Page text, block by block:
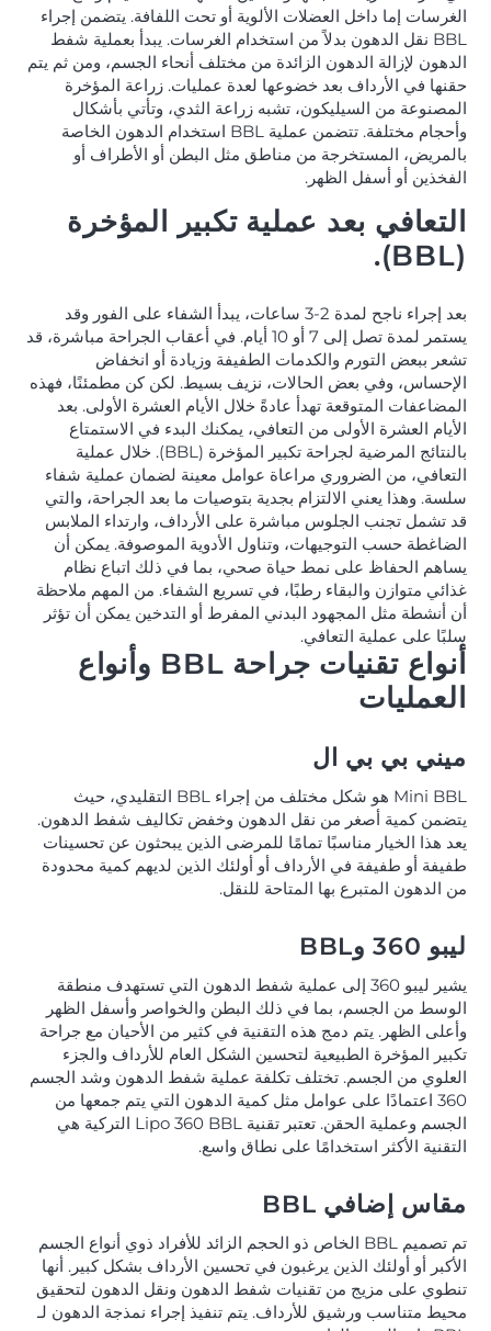
الغرسات إما داخل العضلات الألوية أو تحت اللفافة. يتضمن إجراء
BBL نقل الدهون بدلاً من استخدام الغرسات. يبدأ بعملية شفط
الدهون لإزالة الدهون الزائدة من مختلف أنحاء الجسم، ومن ثم يتم
حقنها في الأرداف بعد خضوعها لعدة عمليات. زراعة المؤخرة
المصنوعة من السيليكون، تشبه زراعة الثدي، وتأتي بأشكال
وأحجام مختلفة. تتضمن عملية BBL استخدام الدهون الخاصة
بالمريض، المستخرجة من مناطق مثل البطن أو الأطراف أو
الفخذين أو أسفل الظهر.
التعافي بعد عملية تكبير المؤخرة
(BBL).
بعد إجراء ناجح لمدة 2-3 ساعات، يبدأ الشفاء على الفور وقد
يستمر لمدة تصل إلى 7 أو 10 أيام. في أعقاب الجراحة مباشرة، قد
تشعر ببعض التورم والكدمات الطفيفة وزيادة أو انخفاض
الإحساس، وفي بعض الحالات، نزيف بسيط. لكن كن مطمئنًا، فهذه
المضاعفات المتوقعة تهدأ عادةً خلال الأيام العشرة الأولى. بعد
الأيام العشرة الأولى من التعافي، يمكنك البدء في الاستمتاع
بالنتائج المرضية لجراحة تكبير المؤخرة (BBL). خلال عملية
التعافي، من الضروري مراعاة عوامل معينة لضمان عملية شفاء
سلسة. وهذا يعني الالتزام بجدية بتوصيات ما بعد الجراحة، والتي
قد تشمل تجنب الجلوس مباشرة على الأرداف، وارتداء الملابس
الضاغطة حسب التوجيهات، وتناول الأدوية الموصوفة. يمكن أن
يساهم الحفاظ على نمط حياة صحي، بما في ذلك اتباع نظام
غذائي متوازن والبقاء رطبًا، في تسريع الشفاء. من المهم ملاحظة
أن أنشطة مثل المجهود البدني المفرط أو التدخين يمكن أن تؤثر
سلبًا على عملية التعافي.
أنواع تقنيات جراحة BBL وأنواع
العمليات
ميني بي بي ال
Mini BBL هو شكل مختلف من إجراء BBL التقليدي، حيث
يتضمن كمية أصغر من نقل الدهون وخفض تكاليف شفط الدهون.
يعد هذا الخيار مناسبًا تمامًا للمرضى الذين يبحثون عن تحسينات
طفيفة أو طفيفة في الأرداف أو أولئك الذين لديهم كمية محدودة
من الدهون المتبرع بها المتاحة للنقل.
ليبو 360 وBBL
يشير ليبو 360 إلى عملية شفط الدهون التي تستهدف منطقة
الوسط من الجسم، بما في ذلك البطن والخواصر وأسفل الظهر
وأعلى الظهر. يتم دمج هذه التقنية في كثير من الأحيان مع جراحة
تكبير المؤخرة الطبيعية لتحسين الشكل العام للأرداف والجزء
العلوي من الجسم. تختلف تكلفة عملية شفط الدهون وشد الجسم
360 اعتمادًا على عوامل مثل كمية الدهون التي يتم جمعها من
الجسم وعملية الحقن. تعتبر تقنية Lipo 360 BBL التركية هي
التقنية الأكثر استخدامًا على نطاق واسع.
مقاس إضافي BBL
تم تصميم BBL الخاص ذو الحجم الزائد للأفراد ذوي أنواع الجسم
الأكبر أو أولئك الذين يرغبون في تحسين الأرداف بشكل كبير. أنها
تنطوي على مزيج من تقنيات شفط الدهون ونقل الدهون لتحقيق
محيط متناسب ورشيق للأرداف. يتم تنفيذ إجراء نمذجة الدهون لـ